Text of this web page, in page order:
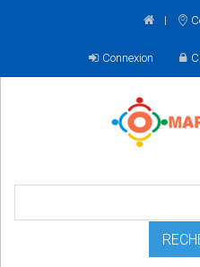
Connexion